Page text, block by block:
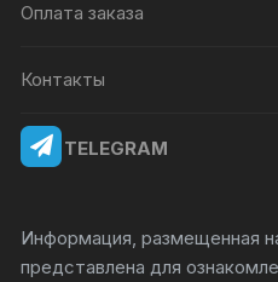
Оплата заказа
Контакты
TELEGRAM
Информация, размещенная
представлена для